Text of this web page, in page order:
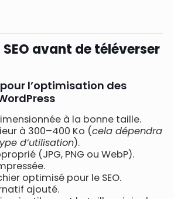
avant de téléverser
l’optimisation des
à la bonne taille.
à 300–400 Ko (cela dépendra
d’utilisation).
(JPG, PNG ou WebP).
optimisé pour le SEO.
ajouté.